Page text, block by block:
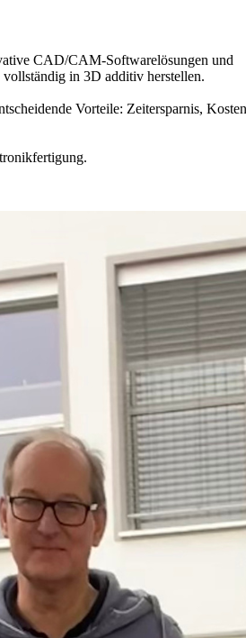
CAD/CAM-Softwarelösungen und
in 3D additiv herstellen.
Vorteile: Zeitersparnis,